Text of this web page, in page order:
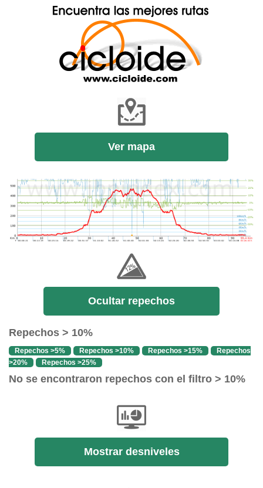
Ver mapa
Ocultar repechos
Repechos > 10%
Repechos >5% Repechos >10% Repechos >15%
Repechos
>20%
Repechos >25%
No se encontraron repechos con el filtro > 10%
Mostrar desniveles